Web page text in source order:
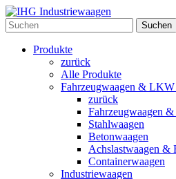
Suchen
Produkte
zurück
Alle Produkte
Fahrzeugwaagen & LKW
zurück
Fahrzeugwaagen
Stahlwaagen
Betonwaagen
Achslastwaagen &
Containerwaagen
Industriewaagen